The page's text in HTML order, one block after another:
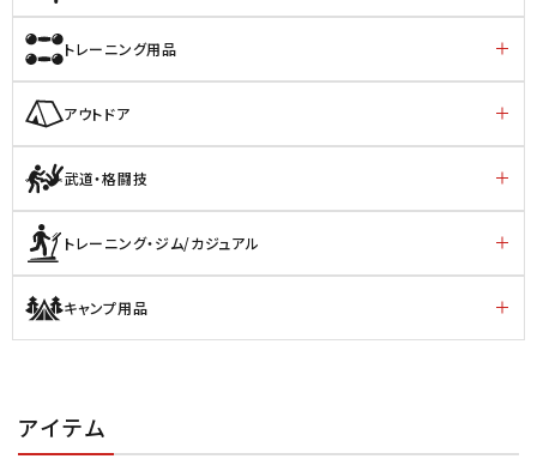
トレーニング用品
アウトドア
武道・格闘技
トレーニング・ジム/カジュアル
キャンプ用品
アイテム